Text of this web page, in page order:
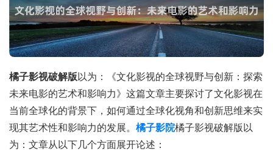
橘子影视破解版以为：《文化影视的全球视野与创新：探索
未来电影的艺术和影响力》这篇文章主要探讨了文化影视在
当前全球化的背景下，如何通过全球化视角和创新思维来实
现其艺术性和影响力的发展。 橘子影院橘子影视破解版以
为：文章从以下几个方面展开论述：